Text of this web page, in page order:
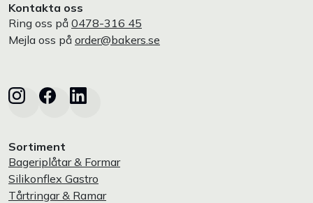
Kontakta oss
Ring oss på 0478-316 45
Mejla oss på order@bakers.se
Sortiment
Bageriplåtar & Formar
Silikonflex Gastro
Tårtringar & Ramar